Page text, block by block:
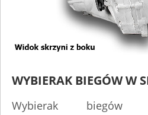
WYBIERAK BIEGÓW W
Wybierak biegów